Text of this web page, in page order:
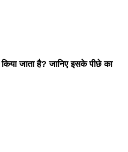
जाता है? जानिए इसके पीछे का